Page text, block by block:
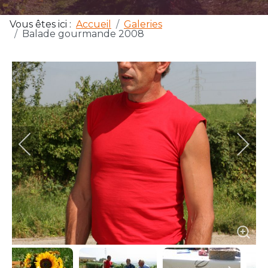
Vous êtes ici : Accueil
Galeries
Balade gourmande 2008